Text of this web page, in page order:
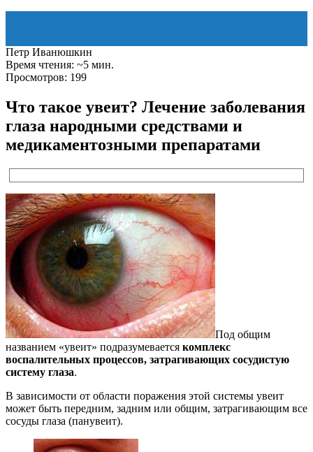
Петр Иванюшкин
Время чтения: ~5 мин.
Просмотров: 199
Что такое увеит? Лечение заболевания
глаза народными средствами и
медикаментозными препаратами
Под общим
названием «увеит» подразумевается комплекс
воспалительных процессов, затрагивающих сосудистую
систему глаза.
В зависимости от области поражения этой системы увеит
может быть передним, задним или общим, затрагивающим все
сосуды глаза (панувеит).